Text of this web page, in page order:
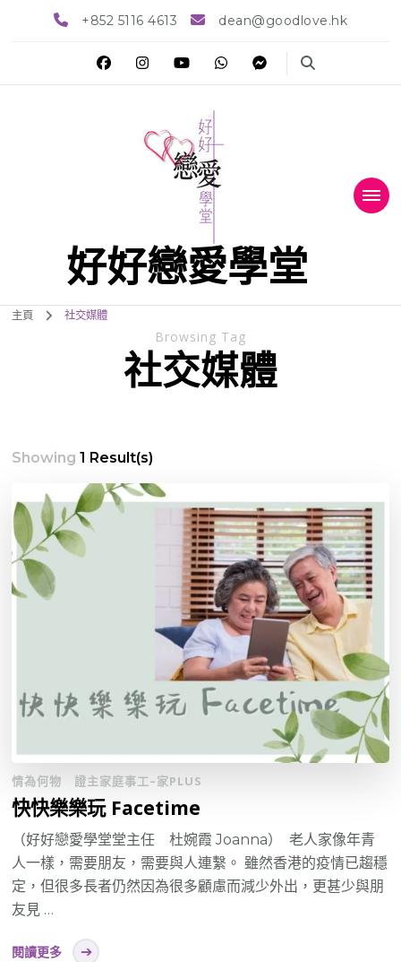
+852 5116 4613 dean@goodlove.hk
好好戀愛學堂
主頁 社交媒體
Browsing Tag
社交媒體
Showing1 Result(s)
情為何物 證主家庭事工–家PLUS
快快樂樂玩 Facetime
（好好戀愛學堂堂主任 杜婉霞 Joanna） 老人家像年青
人一樣，需要朋友，需要與人連繫。 雖然香港的疫情已趨穩
定，但很多長者仍然因為很多顧慮而減少外出，更甚少與朋
友見 …
閱讀更多